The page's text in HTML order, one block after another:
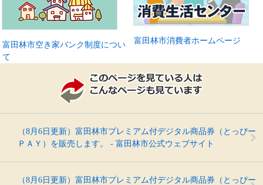
富田林市空き家バンク制度につい
て
富田林市消費者ホームページ
（8月6日更新）富田林市プレミアム付デジタル商品券（とっぴー
ＰＡＹ）を販売します。 - 富田林市公式ウェブサイト
（8月6日更新）富田林市プレミアム付デジタル商品券（とっぴー